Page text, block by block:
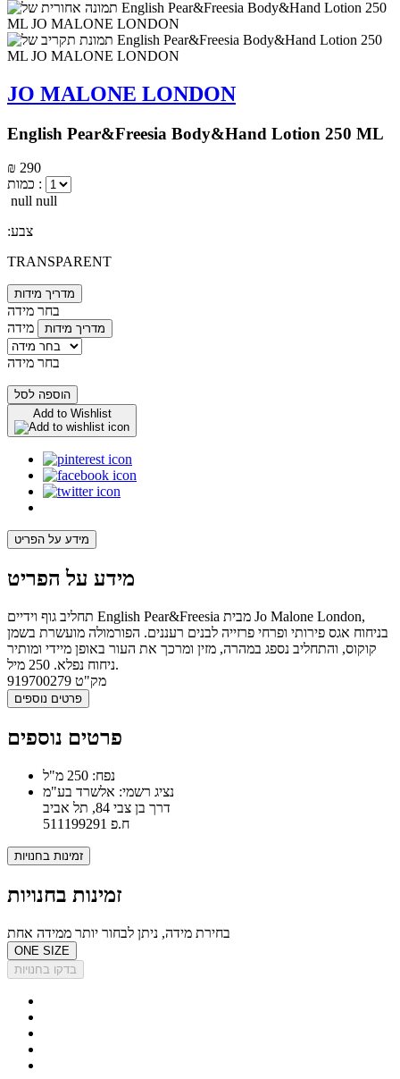
JO MALONE LONDON
English Pear&Freesia Body&Hand Lotion 250 ML
₪ 290
כמות :
null null
:צבע
TRANSPARENT
מדריך מידות
בחר מידה
מידה
מדריך מידות
בחר מידה
הוספה לסל
Add to Wishlist
מידע על הפריט
מידע על הפריט
תחליב גוף וידיים English Pear&Freesia מבית Jo Malone London,
בניחוח אגס פירותי ופרחי פרזייה לבנים רעננים. הפורמולה מועשרת בשמן
קוקוס, והתחליב נספג במהרה, מזין ומרכך את העור באופן מיידי ומותיר
ניחוח נפלא. 250 מיל.
מק"ט 919700279
פרטים נוספים
פרטים נוספים
נפח: 250 מ"ל
נציג רשמי: אלשרד בע"מ
דרך בן צבי 84, תל אביב
ח.פ 511199291
זמינות בחנויות
זמינות בחנויות
בחירת מידה, ניתן לבחור יותר ממידה אחת
ONE SIZE
בדקו בחנויות